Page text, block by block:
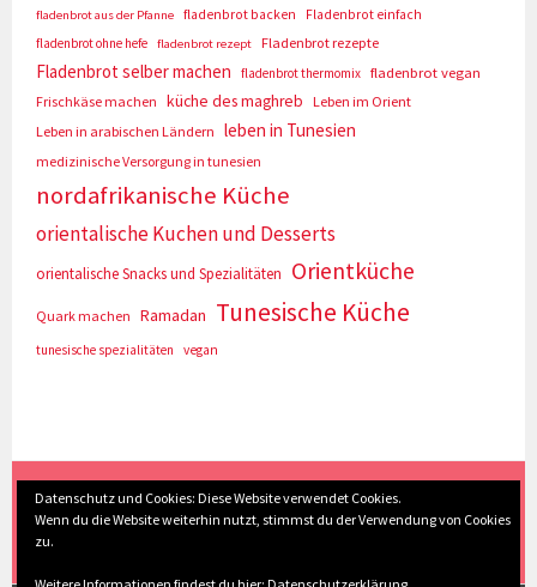
fladenbrot aus der Pfanne fladenbrot backen
Fladenbrot einfach
fladenbrot ohne hefe
fladenbrot rezept Fladenbrot rezepte
Fladenbrot selber machen fladenbrot thermomix fladenbrot vegan
Frischkäse machen
küche des maghreb
Leben im Orient
Leben in arabischen Ländern
leben in Tunesien
medizinische Versorgung in tunesien
nordafrikanische Küche
orientalische Kuchen und Desserts
orientalische Snacks und Spezialitäten Orientküche
Quark machen Ramadan Tunesische Küche
tunesische spezialitäten vegan
(c) Eva Seyberth|Home|Impressum/Datenschutz
Inhaltsverzeichnis|Kontakt|Nach Oben
Datenschutz und Cookies: Diese Website verwendet Cookies.
Wenn du die Website weiterhin nutzt, stimmst du der Verwendung von Cookies
zu.